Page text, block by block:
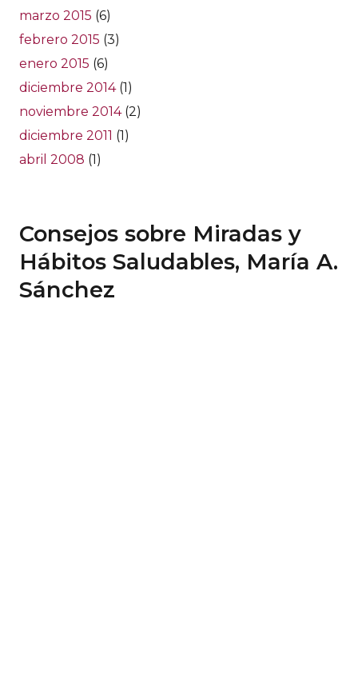
marzo 2015 (6)
febrero 2015 (3)
enero 2015 (6)
diciembre 2014(1)
noviembre 2014(2)
diciembre 2011 (1)
abril 2008 (1)
Consejos sobre Miradas y
Hábitos Saludables, María A.
Sánchez